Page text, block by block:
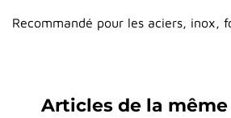
Recommandé pour les aciers, inox,
Articles de la